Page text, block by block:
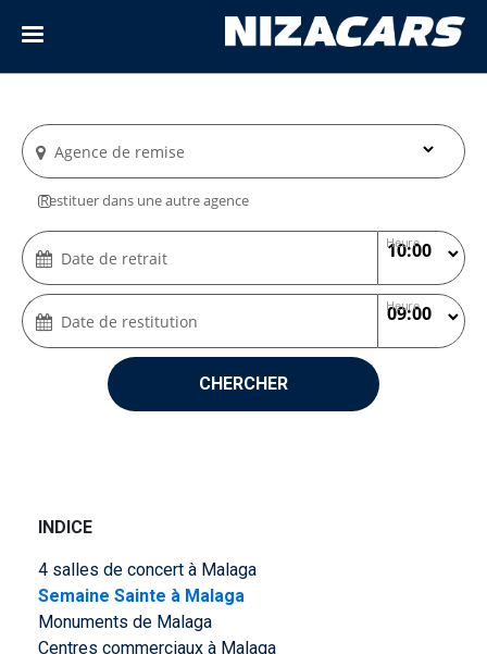
Agence de remise
Restituer dans une autre agence
Date de retrait
Heure
Date de restitution
Heure
CHERCHER
INDICE
4 salles de concert à Malaga
Semaine Sainte à Malaga
Monuments de Malaga
Centres commerciaux à Malaga